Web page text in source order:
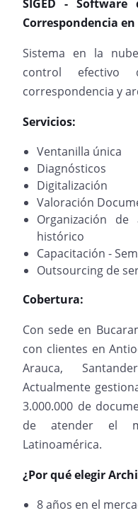
SIGED -
Correspondencia
Sistema en la
control efectivo
correspondencia y
Servicios:
Ventanilla única
Diagnósticos
Digitalización
Valoración
Organización
histórico
Capacitación -
Outsourcing de
Cobertura:
Con sede en
con clientes en
Arauca,
Actualmente
3.000.000 de
de atender el
Latinoamérica.
¿Por qué elegir
8 años en el